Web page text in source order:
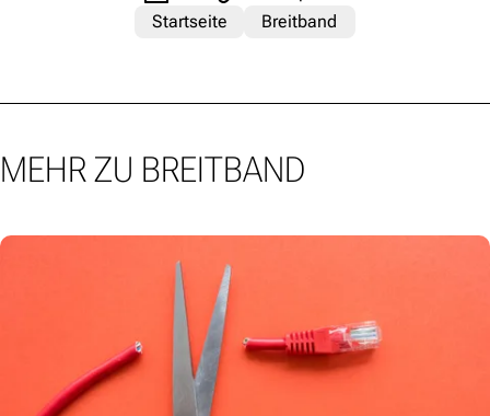
Startseite
Breitband
MEHR ZU BREITBAND